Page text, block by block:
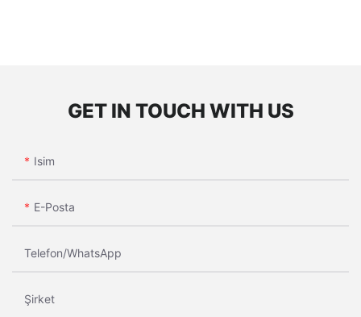
GET IN TOUCH WITH US
Isim
E-Posta
Telefon/WhatsApp
Şirket